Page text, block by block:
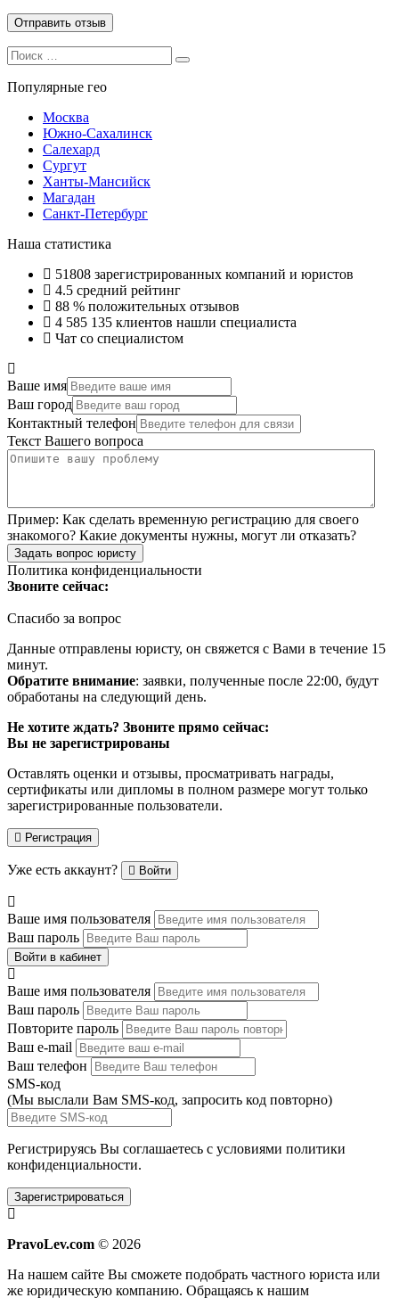
Search
for:
Search
Популярные гео
Москва
Южно-Сахалинск
Салехард
Сургут
Ханты-Мансийск
Магадан
Санкт-Петербург
Наша статистика
51808 зарегистрированных компаний и юристов
4.5 средний рейтинг
88 % положительных отзывов
4 585 135 клиентов нашли специалиста
Чат со специалистом
Ваше имя
Ваш город
Контактный телефон
Текст Вашего вопроса
Пример: Как сделать временную регистрацию для своего
знакомого? Какие документы нужны, могут ли отказать?
Задать вопрос юристу
Политика конфиденциальности
Звоните сейчас:
Спасибо за вопрос
Данные отправлены юристу, он свяжется с Вами в течение 15
минут.
Обратите внимание: заявки, полученные после 22:00, будут
обработаны на следующий день.
Не хотите ждать? Звоните прямо сейчас:
Вы не зарегистрированы
Оставлять оценки и отзывы, просматривать награды,
сертификаты или дипломы в полном размере могут только
зарегистрированные пользователи.
Регистрация
Уже есть аккаунт? Войти
Ваше имя пользователя
Ваш пароль
Войти в кабинет
Ваше имя пользователя
Ваш пароль
Повторите пароль
Ваш e-mail
Ваш телефон
SMS-код
(Мы выслали Вам SMS-код, запросить код повторно)
Регистрируясь Вы соглашаетесь с условиями политики
конфиденциальности.
Зарегистрироваться
PravoLev.com © 2026
На нашем сайте Вы сможете подобрать частного юриста или
же юридическую компанию. Обращаясь к нашим